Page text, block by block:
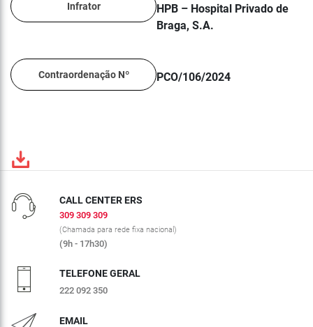
Infrator
HPB – Hospital Privado de
Braga, S.A.
Contraordenação Nº PCO/106/2024
CALL CENTER ERS
309 309 309
(Chamada para rede fixa nacional)
(9h - 17h30)
TELEFONE GERAL
222 092 350
EMAIL